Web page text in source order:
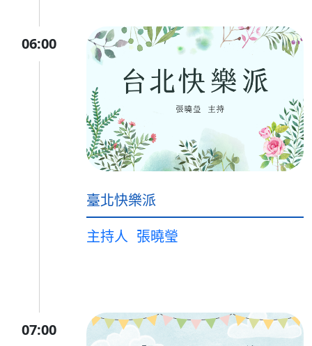
06:00
臺北快樂派
主持人 張曉瑩
07:00